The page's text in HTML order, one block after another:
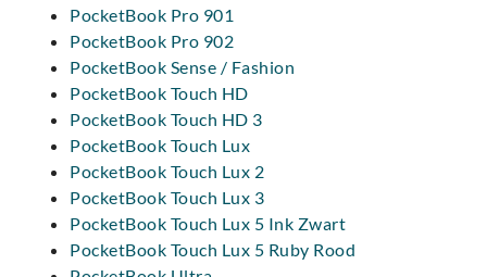
PocketBook Pro 901
PocketBook Pro 902
PocketBook Sense / Fashion
PocketBook Touch HD
PocketBook Touch HD 3
PocketBook Touch Lux
PocketBook Touch Lux 2
PocketBook Touch Lux 3
PocketBook Touch Lux 5 Ink Zwart
PocketBook Touch Lux 5 Ruby Rood